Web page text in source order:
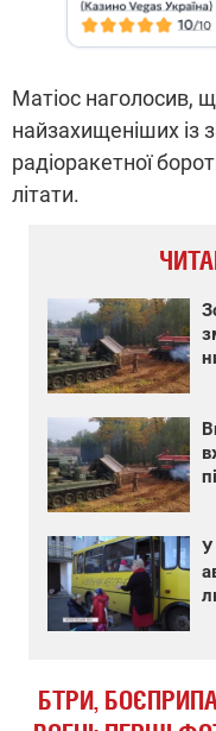
Матіос наголосив,
найзахищеніших із
радіоракетної
літати.
У
БТРИ,